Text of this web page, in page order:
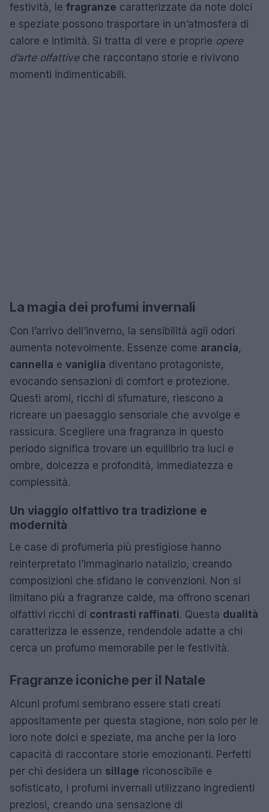
festività, le fragranze caratterizzate da note dolci
e speziate possono trasportare in un’atmosfera di
calore e intimità. Si tratta di vere e proprie opere
d’arte olfattiveche raccontano storie e rivivono
momenti indimenticabili.
La magia dei profumi invernali
Con l’arrivo dell’inverno, la sensibilità agli odori
aumenta notevolmente. Essenze come arancia,
cannella e vaniglia diventano protagoniste,
evocando sensazioni di comfort e protezione.
Questi aromi, ricchi di sfumature, riescono a
ricreare un paesaggio sensoriale che avvolge e
rassicura. Scegliere una fragranza in questo
periodo significa trovare un equilibrio tra luci e
ombre, dolcezza e profondità, immediatezza e
complessità.
Un viaggio olfattivo tra tradizione e
modernità
Le case di profumeria più prestigiose hanno
reinterpretato l’immaginario natalizio, creando
composizioni che sfidano le convenzioni. Non si
limitano più a fragranze calde, ma offrono scenari
olfattivi ricchi di contrasti raffinati. Questa dualità
caratterizza le essenze, rendendole adatte a chi
cerca un profumo memorabile per le festività.
Fragranze iconiche per il Natale
Alcuni profumi sembrano essere stati creati
appositamente per questa stagione, non solo per le
loro note dolci e speziate, ma anche per la loro
capacità di raccontare storie emozionanti. Perfetti
per chi desidera un sillage riconoscibile e
sofisticato, i profumi invernali utilizzano ingredienti
preziosi, creando una sensazione di